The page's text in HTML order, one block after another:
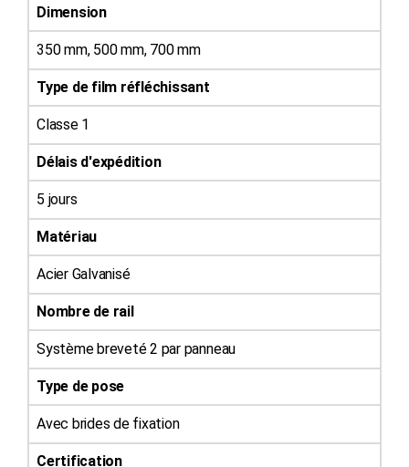
Dimension
350 mm, 500 mm, 700 mm
Type de film réfléchissant
Classe 1
Délais d'expédition
5 jours
Matériau
Acier Galvanisé
Nombre de rail
Système breveté 2 par panneau
Type de pose
Avec brides de fixation
Certification